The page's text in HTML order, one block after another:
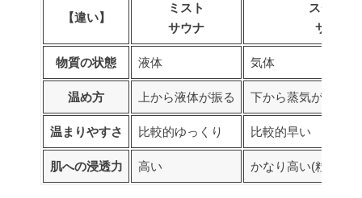
【違い】
ミスト
サウナ
スチーム
サウナ
物質の状態 液体 気体
温め方 上から液体が振る 下から蒸気が出て
温まりやすさ 比較的ゆっくり 比較的早い
肌への浸透力 高い かなり高い(粒子が